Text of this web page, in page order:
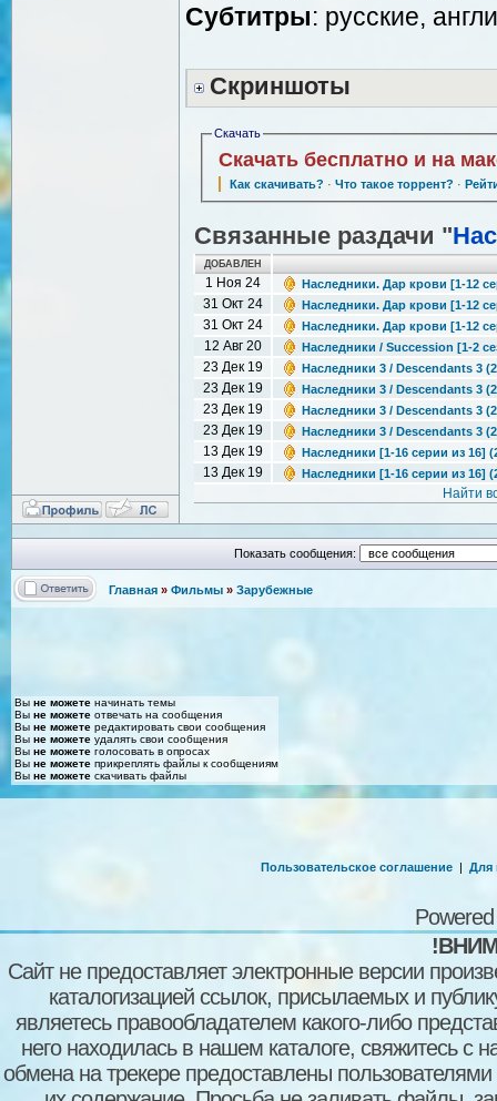
Cубтитры: русские,
Скриншоты
Скачать
Скачать бесплатно и на
Как скачивать? · Что такое торрент? ·
Связанные раздачи "
ДОБАВЛЕН
1 Ноя 24 Наследники. Дар крови [1-12
31 Окт 24 Наследники. Дар крови [1-12
31 Окт 24 Наследники. Дар крови [1-12
12 Авг 20 Наследники / Succession [1-2
23 Дек 19 Наследники 3 / Descendants 3
23 Дек 19 Наследники 3 / Descendants 3
23 Дек 19 Наследники 3 / Descendants 3
23 Дек 19 Наследники 3 / Descendants 3
13 Дек 19 Наследники [1-16 серии из 16]
13 Дек 19 Наследники [1-16 серии из 16]
Найти
Показать сообщения:
Главная » Фильмы » Зарубежные
Вы не можете начинать темы
Вы не можете отвечать на сообщения
Вы не можете редактировать свои сообщения
Вы не можете удалять свои сообщения
Вы не можете голосовать в опросах
Вы не можете прикреплять файлы к сообщениям
Вы не можете скачивать файлы
Пользовательское соглашение | Для
Сайт не предоставляет электронные версии
каталогизацией ссылок, присылаемых и
являетесь правообладателем какого-либо
него находилась в нашем каталоге, свяжитесь
обмена на трекере предоставлены пользователями